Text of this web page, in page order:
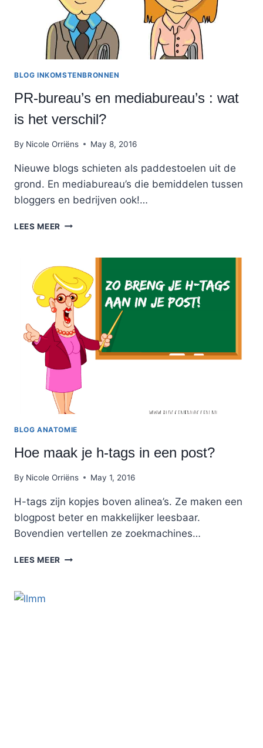
BLOG INKOMSTENBRONNEN
PR-bureau’s en mediabureau’s : wat
is het verschil?
By Nicole Orriëns May 8, 2016
Nieuwe blogs schieten als paddestoelen uit de
grond. En mediabureau’s die bemiddelen tussen
bloggers en bedrijven ook!…
LEES MEER PR-
MEDIABUREAU’S
WAT
IS
HET
VERSCHIL?
BLOG ANATOMIE
Hoe maak je h-tags in een post?
By Nicole Orriëns May 1, 2016
H-tags zijn kopjes boven alinea’s. Ze maken een
blogpost beter en makkelijker leesbaar.
Bovendien vertellen ze zoekmachines…
LEES MEER HOE